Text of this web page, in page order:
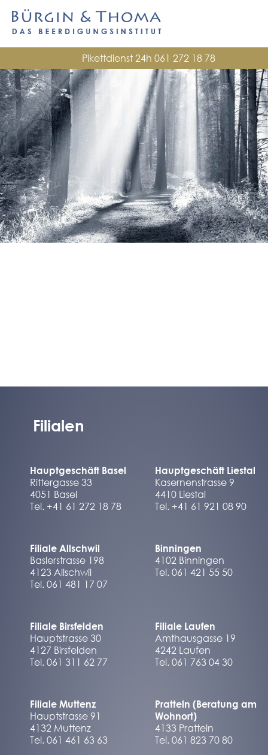
Pikettdienst 24h 061 272 18 78
Filialen
Hauptgeschäft Basel
Rittergasse 33
4051 Basel
Tel. +41 61 272 18 78
Hauptgeschäft Liestal
Kasernenstrasse 9
4410 Liestal
Tel. +41 61 921 08 90
Filiale Allschwil
Baslerstrasse 198
4123 Allschwil
Tel. 061 481 17 07
Binningen
4102 Binningen
Tel. 061 421 55 50
Filiale Birsfelden
Hauptstrasse 30
4127 Birsfelden
Tel. 061 311 62 77
Filiale Laufen
Amthausgasse 19
4242 Laufen
Tel. 061 763 04 30
Filiale Muttenz
Hauptstrasse 91
4132 Muttenz
Tel. 061 461 63 63
Pratteln (Beratung am
Wohnort)
4133 Pratteln
Tel. 061 823 70 80